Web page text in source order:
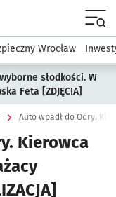
Dla mieszkańca
Wrocław
słodkości. W
Feta [ZDJĘCIA]
Kierowca